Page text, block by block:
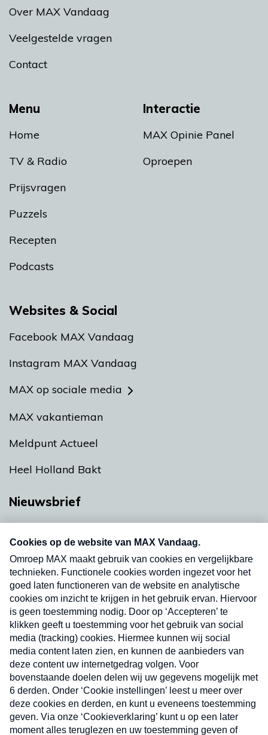
Menu
Home
TV & Radio
Prijsvragen
Puzzels
Recepten
Podcasts
Interactie
MAX Opinie Panel
Oproepen
Over MAX Vandaag
Veelgestelde vragen
Contact
Websites & Social
Facebook MAX Vandaag
Instagram MAX Vandaag
MAX op sociale media
MAX vakantieman
Meldpunt Actueel
Heel Holland Bakt
Nieuwsbrief
Neem hier een gratis abonnement op onze
nieuwsbrief. Elke vrijdag- en dinsdagochtend in
uw mailbox.
Verzend
Nieuwsbrief
Neem hier een gratis abonnement op onze